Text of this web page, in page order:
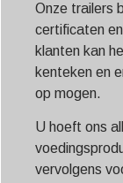
Onze trailers
certificaten
klanten kan
kenteken en
op mogen.
U hoeft ons
vervolgens